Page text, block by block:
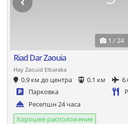
1 / 24
Riad Dar Zaouia
Hay Zaouid Elbaraka
0.9 км до центра 0.1 км
Парковка
Ресепшн 24 часа
Хорошее расположение